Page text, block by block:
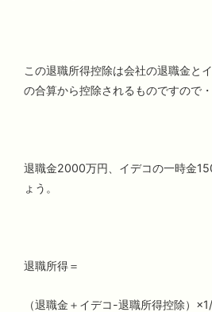
この退職所得控除は会社の退職金と
の合算から控除されるものですので・
退職金2000万円、イデコの一時金
ょう。
退職所得＝
（退職金＋イデコ-退職所得控除）